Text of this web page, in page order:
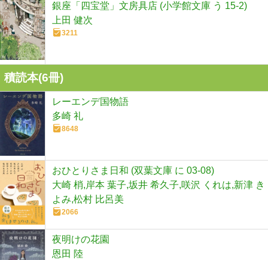
銀座「四宝堂」文房具店 (小学館文庫 う 15-2)
上田 健次
3211
積読本(6冊)
レーエンデ国物語
多崎 礼
8648
おひとりさま日和 (双葉文庫 に 03-08)
大崎 梢,岸本 葉子,坂井 希久子,咲沢 くれは,新津 き
よみ,松村 比呂美
2066
夜明けの花園
恩田 陸